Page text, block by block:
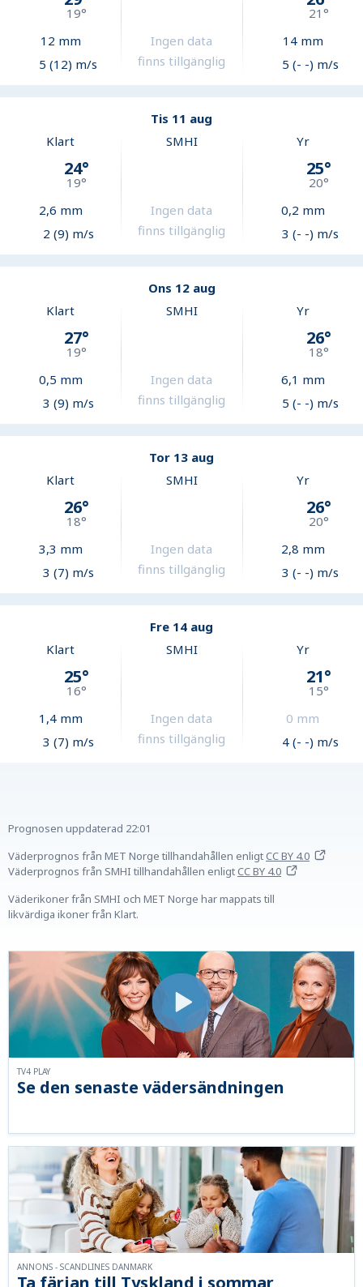
19°
12 mm
5 (12) m/s
Ingen data
finns tillgänglig
21°
14mm
5 (- -) m/s
Tis 11 aug
Klart
24°
19°
2,6 mm
2 (9) m/s
SMHI
Ingen data
finns tillgänglig
Yr
25°
20°
0,2 mm
3 (- -) m/s
Ons 12 aug
Klart
27°
19°
0,5 mm
3 (9) m/s
SMHI
Ingen data
finns tillgänglig
Yr
26°
18°
6,1 mm
5 (- -) m/s
Tor 13 aug
Klart
26°
18°
3,3 mm
3 (7) m/s
SMHI
Ingen data
finns tillgänglig
Yr
26°
20°
2,8 mm
3 (- -) m/s
Fre 14 aug
Klart
25°
16°
1,4mm
3 (7) m/s
SMHI
Ingen data
finns tillgänglig
Yr
21°
15°
0 mm
4 (- -) m/s
Prognosen uppdaterad 22:01
Väderprognos från MET Norge tillhandahållen enligtCC BY 4.0
Väderprognos från SMHI tillhandahållen enligtCC BY 4.0
Väderikoner från SMHI och MET Norge har mappats till
likvärdiga ikoner från Klart.
Se den senaste vädersändningen
TV4 PLAY
ANNONS - SCANDLINES DANMARK